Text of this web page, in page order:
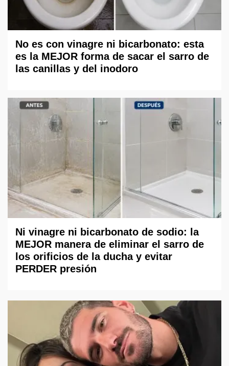
No es con vinagre ni bicarbonato: esta
es la MEJOR forma de sacar el sarro de
las canillas y del inodoro
Ni vinagre ni bicarbonato de sodio: la
MEJOR manera de eliminar el sarro de
los orificios de la ducha y evitar
PERDER presión